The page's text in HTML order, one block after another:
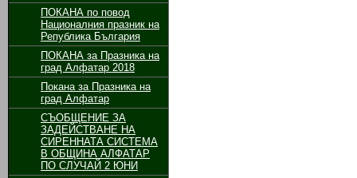
ПОКАНА по повод
Националния празник на
Република България
ПОКАНА за Празника на
град Алфатар 2018
Покана за Празника на
град Алфатар
СЪОБЩЕНИЕ ЗА
ЗАДЕЙСТВАНЕ НА
СИРЕННАТА СИСТЕМА
В ОБЩИНА АЛФАТАР
ПО СЛУЧАЙ 2 ЮНИ